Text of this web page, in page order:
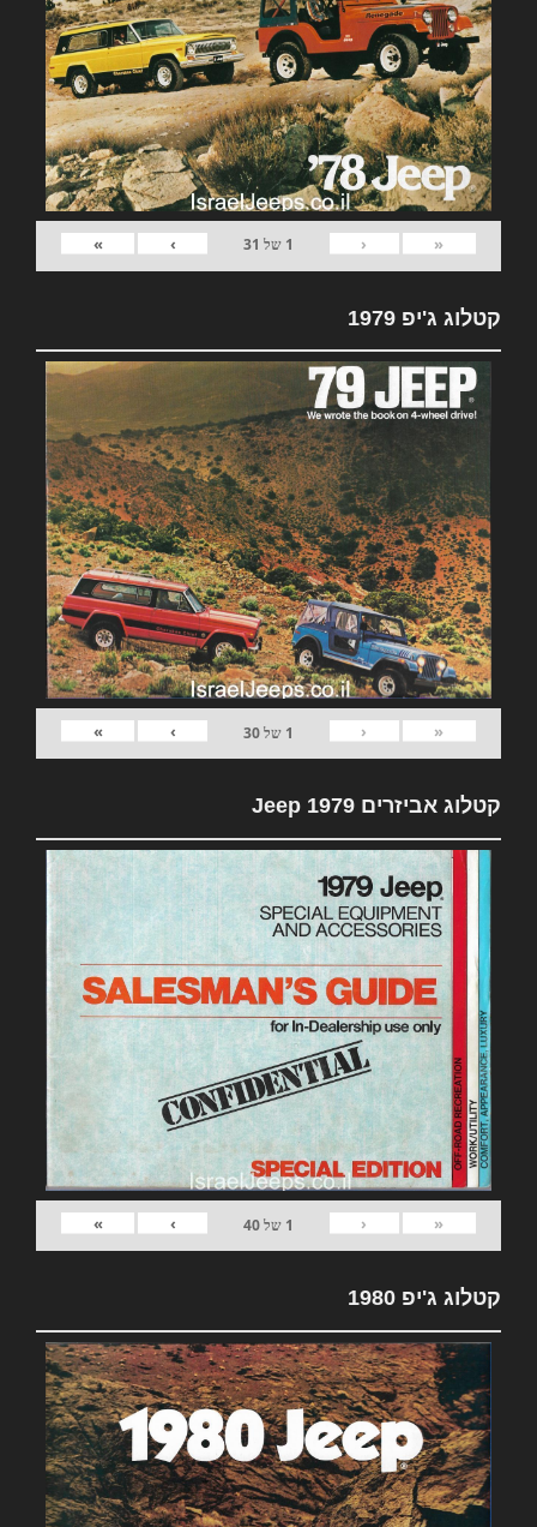
«
‹
1 של 31
›
»
קטלוג ג'יפ 1979
«
‹
1 של30
›
»
קטלוג אביזרים 1979 Jeep
«
‹
1 של40
›
»
קטלוג ג'יפ 1980